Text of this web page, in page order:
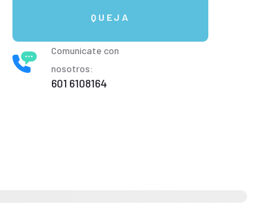
QUEJA
Comunicate con
nosotros:
601 6108164